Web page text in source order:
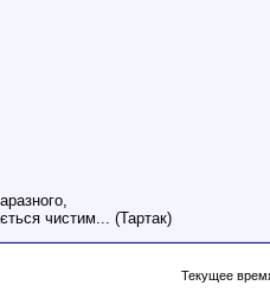
чистим... (Тартак)
Текущее